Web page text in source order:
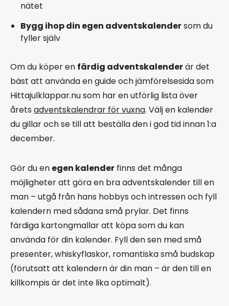
nätet
Bygg ihop din egen adventskalendersom du
fyller själv
Om du köper en färdig adventskalenderär det
bäst att använda en guide och jämförelsesida som
Hittajulklappar.nu som har en utförlig lista över
årets adventskalendrar för vuxna. Välj en kalender
du gillar och se till att beställa den i god tid innan 1:a
december.
Gör du en egen kalender finns det många
möjligheter att göra en bra adventskalender till en
man – utgå från hans hobbys och intressen och fyll
kalendern med sådana små prylar. Det finns
färdiga kartongmallar att köpa som du kan
använda för din kalender. Fyll den sen med små
presenter, whiskyflaskor, romantiska små budskap
(förutsatt att kalendern är din man – är den till en
killkompis är det inte lika optimalt).